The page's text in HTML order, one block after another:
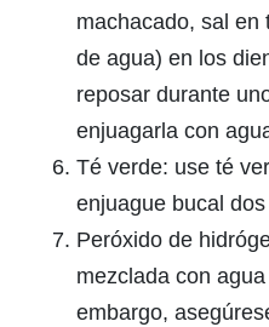
machacado, sal en
de agua) en los
reposar durante
enjuagarla con
Té verde: use té
enjuague bucal
Peróxido de
mezclada con
embargo,